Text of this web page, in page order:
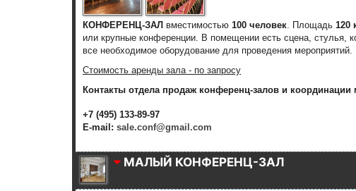
КОНФЕРЕНЦ-ЗАЛ вместимостью 100 человек. Площадь 120
или крупные конференции. В помещении есть сцена, стулья,
все необходимое оборудование для проведения мероприятий.
Стоимость аренды зала - по запросу
Контакты отдела продаж конференц-залов и координации
+7 (495) 133-89-97
E-mail: sale.conf@gmail.com
МАЛЫЙ КОНФЕРЕНЦ-ЗАЛ